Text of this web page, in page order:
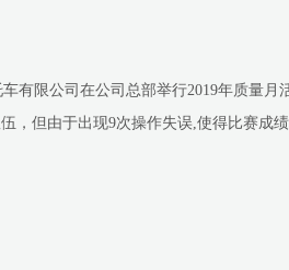
限公司在公司总部举行2019年质量月
，但由于出现9次操作失误,使得比赛成